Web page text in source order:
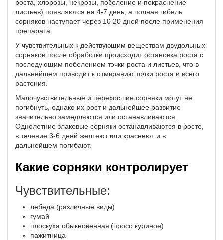
роста, хлорозы, некрозы, побеление и покраснение
листьев) появляются на 4-7 день, а полная гибель
сорняков наступает через 10-20 дней после применения
препарата.
У чувствительных к действующим веществам двудольных
сорняков после обработки происходит остановка роста с
последующим побелением точки роста и листьев, что в
дальнейшем приводит к отмиранию точки роста и всего
растения.
Малочувствительные и переросшие сорняки могут не
погибнуть, однако их рост и дальнейшее развитие
значительно замедляются или останавливаются.
Однолетние злаковые сорняки останавливаются в росте,
в течение 3-6 дней желтеют или краснеют и в
дальнейшем погибают.
Какие сорняки контролирует
Чувствительные:
лебеда (различные виды)
гумай
плоскуха обыкновенная (просо куриное)
пажитница